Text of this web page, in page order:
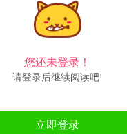
您还未登录！
请登录后继续阅读吧!
立即登录